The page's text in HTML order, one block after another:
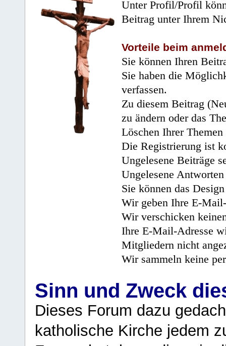
Unter Profil/Profil
Beitrag unter Ihrem
Vorteile beim
Sie können Ihren
Sie haben die
verfassen.
Zu diesem Beitrag
zu ändern oder das
Löschen Ihrer
Die Registrierung ist
Ungelesene Beiträge
Ungelesene
Sie können das
Wir geben Ihre E-
Wir verschicken
Ihre E-Mail-Adresse
Mitgliedern nicht
Wir sammeln keine
Sinn und Zweck
Dieses Forum dazu
katholische Kirche jedem